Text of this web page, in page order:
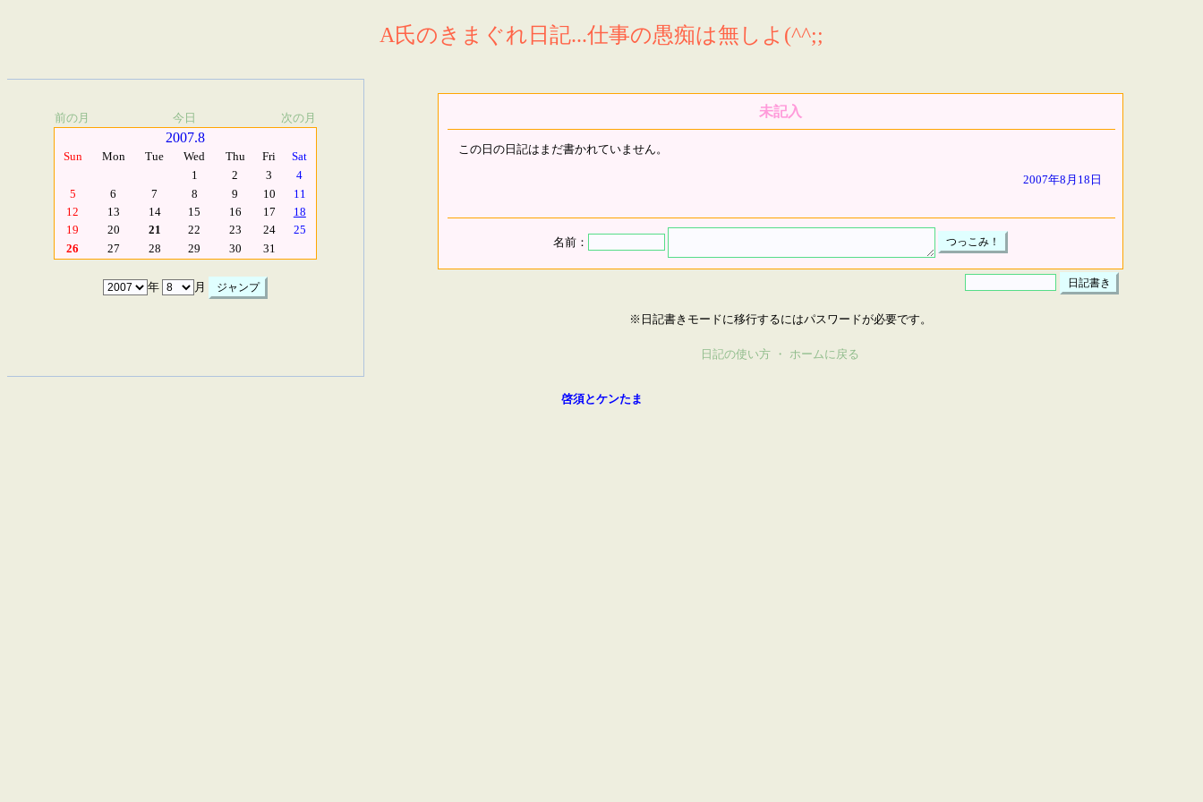
A氏のきまぐれ日記...仕事の愚痴は無しよ(^^;;
前の月 今日 次の月
2007.8
Sun Mon Tue Wed Thu Fri
Sat
1
2 3
4
5
6 7 8 9 10
11
12
13 14 15 16 17
18
19
20 21 22 23 24
25
26
27 28 29 30 31
年 月
未記入
この日の日記はまだ書かれていません。
2007年8月18日
名前：
※日記書きモードに移行するにはパスワードが必要です。
日記の使い方 ・ ホームに戻る
啓須とケンたま